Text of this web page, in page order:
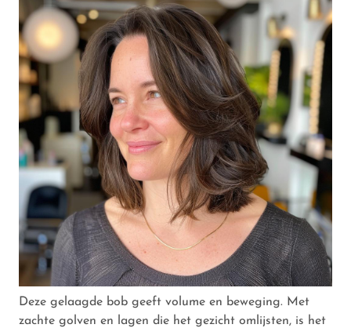
Deze gelaagde bob geeft volume en beweging. Met
zachte golven en lagen die het gezicht omlijsten, is het